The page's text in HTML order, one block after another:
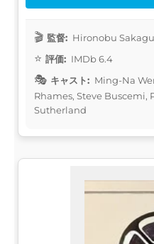
監督: Hironobu
評価: IMDb 6.4
キャスト: Ming-Na
Rhames, Steve Buscemi,
Sutherland